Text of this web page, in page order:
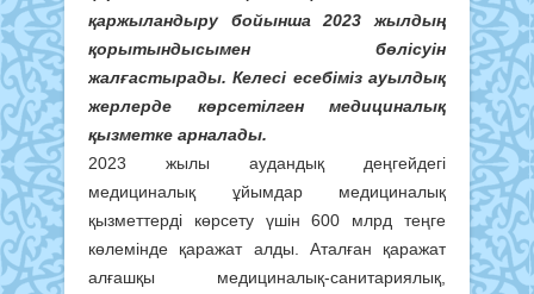
қаржыландыру бойынша 2023 жылдың
қорытындысымен бөлісуін
жалғастырады. Келесі есебіміз ауылдық
жерлерде көрсетілген медициналық
қызметке арналады.
2023 жылы аудандық деңгейдегі
медициналық ұйымдар медициналық
қызметтерді көрсету үшін 600 млрд теңге
көлемінде қаражат алды. Аталған қаражат
алғашқы медициналық-санитариялық,